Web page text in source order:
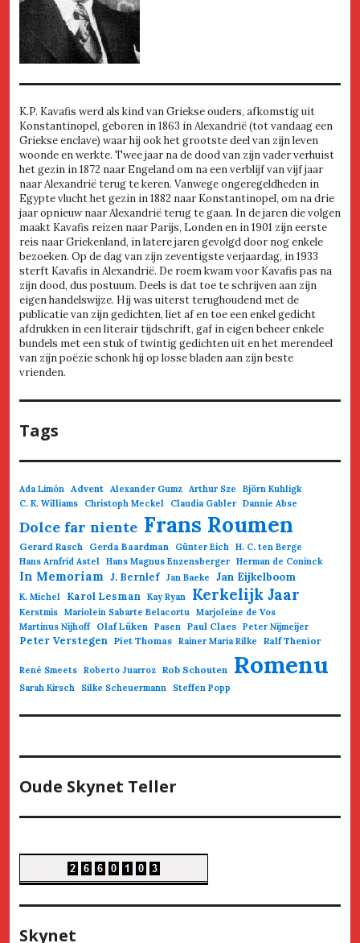
K.P. Kavafis werd als kind van Griekse ouders, afkomstig uit
Konstantinopel, geboren in 1863 in Alexandrië (tot vandaag een
Griekse enclave) waar hij ook het grootste deel van zijn leven
woonde en werkte. Twee jaar na de dood van zijn vader verhuist
het gezin in 1872 naar Engeland om na een verblijf van vijf jaar
naar Alexandrië terug te keren. Vanwege ongeregeldheden in
Egypte vlucht het gezin in 1882 naar Konstantinopel, om na drie
jaar opnieuw naar Alexandrië terug te gaan. In de jaren die volgen
maakt Kavafis reizen naar Parijs, Londen en in 1901 zijn eerste
reis naar Griekenland, in latere jaren gevolgd door nog enkele
bezoeken. Op de dag van zijn zeventigste verjaardag, in 1933
sterft Kavafis in Alexandrië. De roem kwam voor Kavafis pas na
zijn dood, dus postuum. Deels is dat toe te schrijven aan zijn
eigen handelswijze. Hij was uiterst terughoudend met de
publicatie van zijn gedichten, liet af en toe een enkel gedicht
afdrukken in een literair tijdschrift, gaf in eigen beheer enkele
bundels met een stuk of twintig gedichten uit en het merendeel
van zijn poëzie schonk hij op losse bladen aan zijn beste
vrienden.
Tags
Ada Limón Advent Alexander Gumz Arthur Sze
Björn Kuhligk
C. K. Williams
Christoph Meckel Claudia Gabler Dannie Abse
Dolce far niente Frans Roumen
Gerard Rasch Gerda Baardman Günter Eich H. C. ten Berge
Hans Arnfrid Astel Hans Magnus Enzensberger Herman de Coninck
In Memoriam J. Bernlef Jan Baeke Jan Eijkelboom
K. Michel Karol Lesman Kay Ryan Kerkelijk Jaar
Kerstmis Mariolein Sabarte Belacortu Marjoleine de Vos
Martinus Nijhoff
Olaf Lüken Pasen Paul Claes Peter Nijmeijer
Peter Verstegen Piet Thomas Rainer Maria Rilke Ralf Thenior
René Smeets Roberto Juarroz Rob Schouten Romenu
Sarah Kirsch Silke Scheuermann Steffen Popp
Oude Skynet Teller
Skynet